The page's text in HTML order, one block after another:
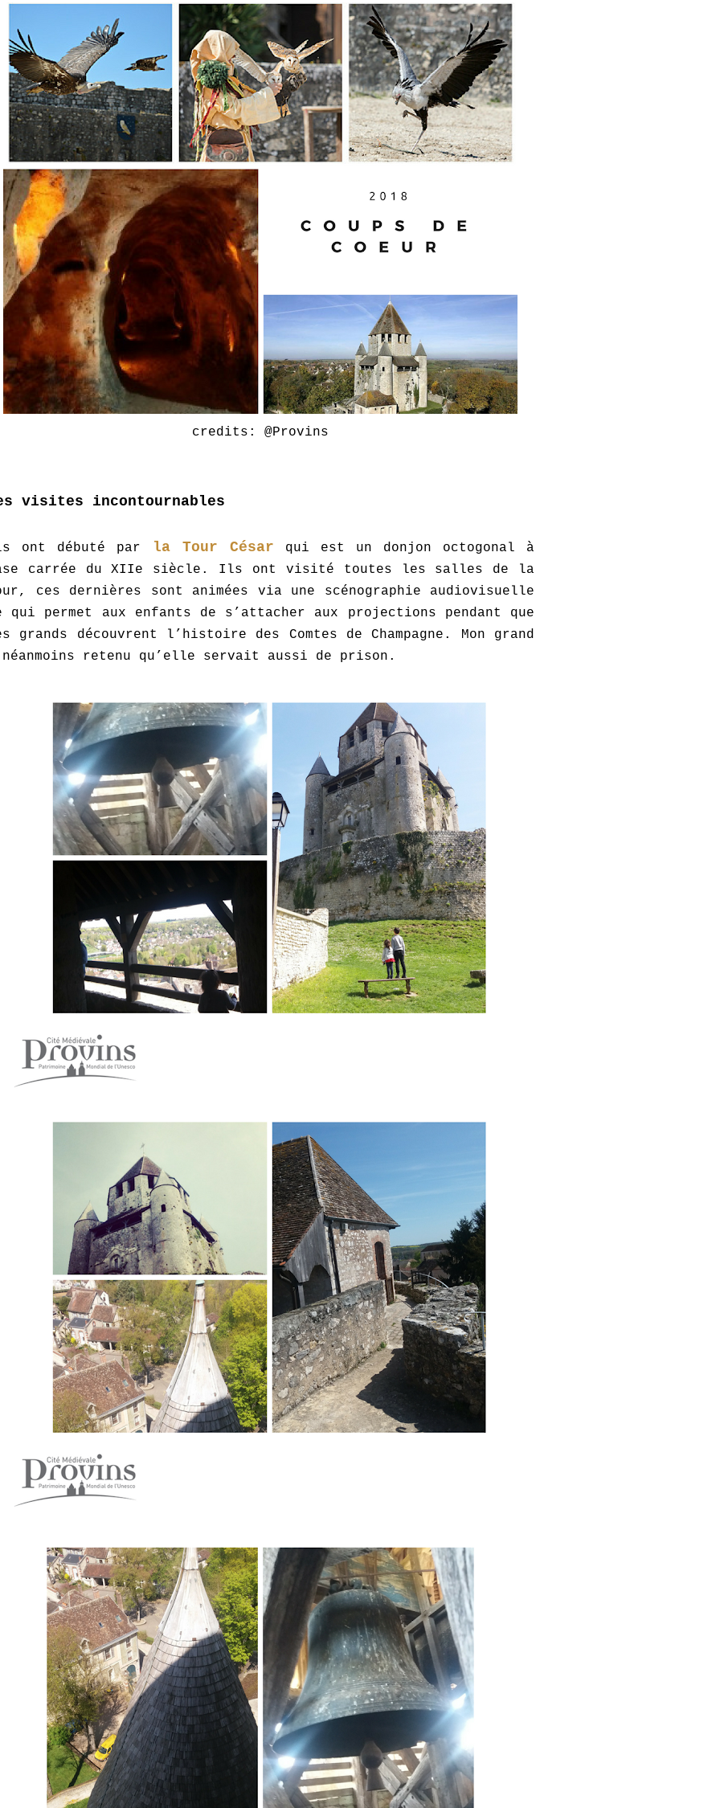
credits: @Provins
visites incontournables
ont débuté par la Tour César qui est un donjon octogonal à
carrée du XIIe siècle. Ils ont visité toutes les salles de la
ces dernières sont animées via une scénographie audiovisuelle
qui permet aux enfants de s’attacher aux projections pendant que
grands découvrent l’histoire des Comtes de Champagne. Mon grand
retenu qu’elle servait aussi de prison.